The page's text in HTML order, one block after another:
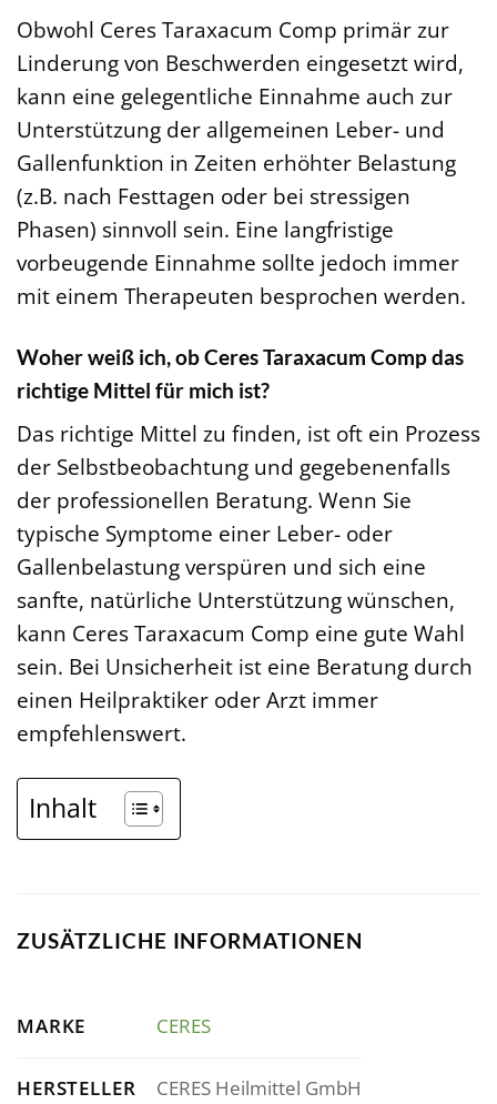
Obwohl Ceres Taraxacum Comp primär zur
Linderung von Beschwerden eingesetzt wird,
kann eine gelegentliche Einnahme auch zur
Unterstützung der allgemeinen Leber- und
Gallenfunktion in Zeiten erhöhter Belastung
(z.B. nach Festtagen oder bei stressigen
Phasen) sinnvoll sein. Eine langfristige
vorbeugende Einnahme sollte jedoch immer
mit einem Therapeuten besprochen werden.
Woher weiß ich, ob Ceres Taraxacum Comp das
richtige Mittel für mich ist?
Das richtige Mittel zu finden, ist oft ein Prozess
der Selbstbeobachtung und gegebenenfalls
der professionellen Beratung. Wenn Sie
typische Symptome einer Leber- oder
Gallenbelastung verspüren und sich eine
sanfte, natürliche Unterstützung wünschen,
kann Ceres Taraxacum Comp eine gute Wahl
sein. Bei Unsicherheit ist eine Beratung durch
einen Heilpraktiker oder Arzt immer
empfehlenswert.
Inhalt
ZUSÄTZLICHE INFORMATIONEN
MARKE CERES
HERSTELLER CERES Heilmittel GmbH